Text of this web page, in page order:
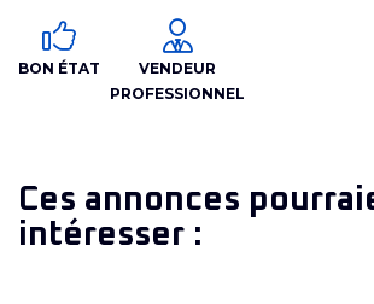
BON ÉTAT
VENDEUR
PROFESSIONNEL
Ces annonces
intéresser :